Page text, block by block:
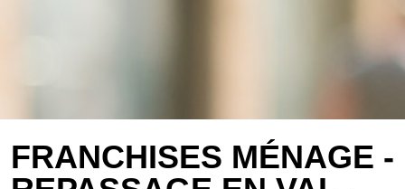
FRANCHISES MÉNAGE -